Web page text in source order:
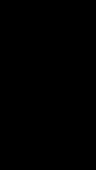
tiene diálogos originales en